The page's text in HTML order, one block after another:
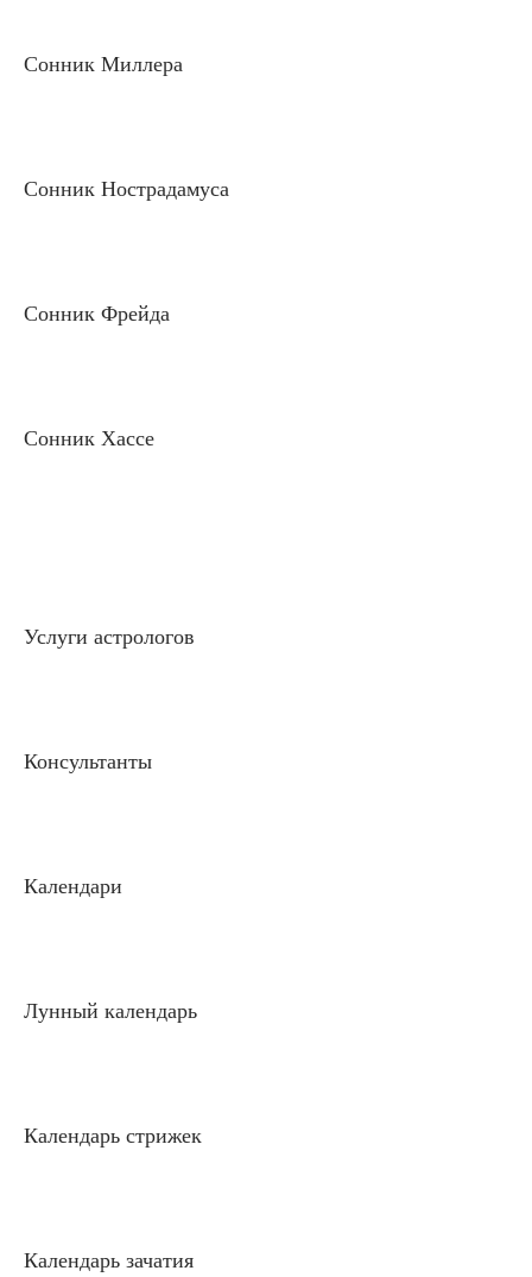
Сонник Миллера
Сонник Нострадамуса
Сонник Фрейда
Сонник Хассе
Услуги астрологов
Консультанты
Календари
Лунный календарь
Календарь стрижек
Календарь зачатия